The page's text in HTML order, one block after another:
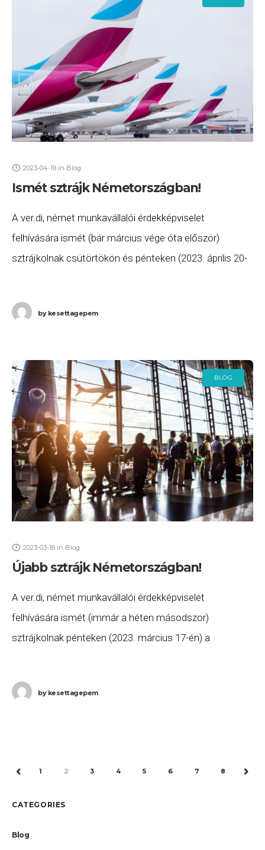
2023-04-19 in Blog
Ismét sztrájk Németországban!
A ver.di, német munkavállalói érdekképviselet
felhívására ismét (bár március vége óta először)
sztrájkolnak csütörtökön és pénteken (2023. április 20-
bykesettagepem
BLOG
2023-03-16 in Blog
Újabb sztrájk Németországban!
A ver.di, német munkavállalói érdekképviselet
felhívására ismét (immár a héten másodszor)
sztrájkolnak pénteken (2023. március 17-én) a
bykesettagepem
PREV1 2 3 4 5 6 7 8 NEXT
CATEGORIES
Blog